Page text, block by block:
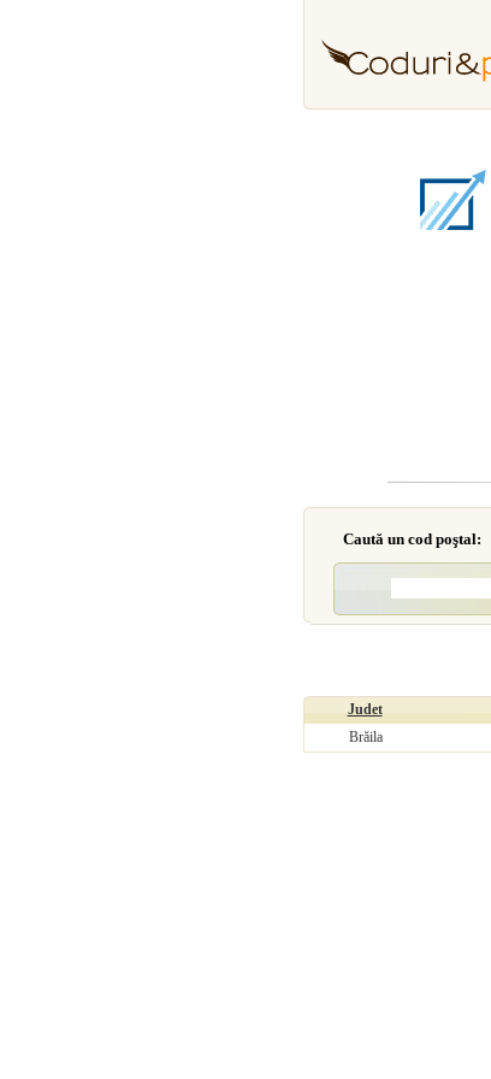
Caută un cod poştal:
Judet
Brăila